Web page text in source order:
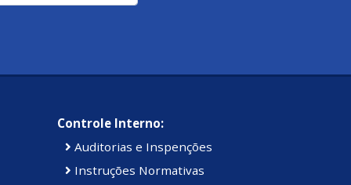
Controle Interno:
Auditorias e Inspenções
Instruções Normativas